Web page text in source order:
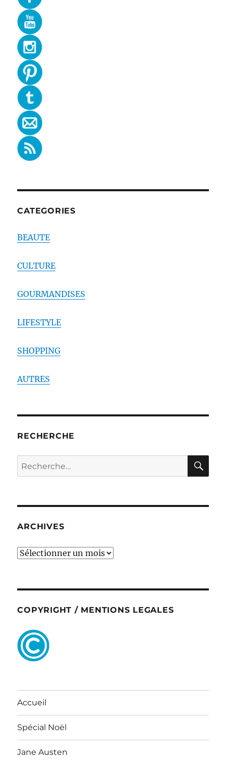
CATEGORIES
BEAUTE
CULTURE
GOURMANDISES
LIFESTYLE
SHOPPING
AUTRES
RECHERCHE
Recherche
pour :
ARCHIVES
ARCHIVES
COPYRIGHT / MENTIONS LEGALES
Accueil
Spécial Noël
Jane Austen